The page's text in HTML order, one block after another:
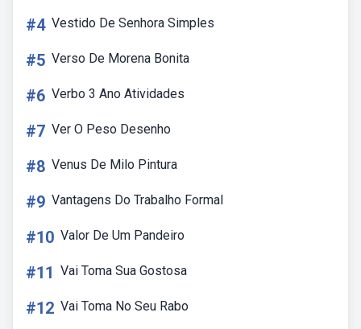
#4 Vestido De Senhora Simples
#5 Verso De Morena Bonita
#6 Verbo 3 Ano Atividades
#7 Ver O Peso Desenho
#8 Venus De Milo Pintura
#9 Vantagens Do Trabalho Formal
#10 Valor De Um Pandeiro
#11 Vai Toma Sua Gostosa
#12 Vai Toma No Seu Rabo